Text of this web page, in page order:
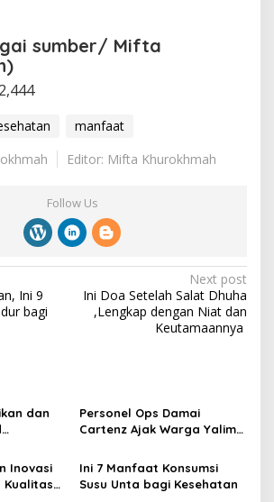
sumber/ Mifta
2,444
manfaat
Editor: Mifta Khurokhmah
Follow Us
Ini 9
bagi
Next post
Ini Doa Setelah Salat Dhuha
,Lengkap dengan Niat dan
Keutamaannya ‎
dan
Personel Ops Damai
Cartenz Ajak Warga Yalimo
Ciptakan Kedamaian
Inovasi
Kualitas
Ini 7 Manfaat Konsumsi
Susu Unta bagi Kesehatan ‎